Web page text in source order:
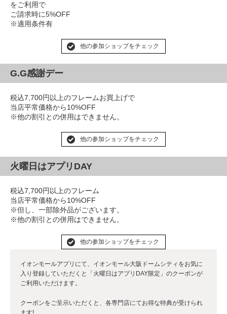
をご利用で
ご請求時に5%OFF
※適用条件有
他の参加ショップをチェック
G.G感謝デー
税込7,700円以上のフレームお買上げで
当店平常価格から10%OFF
※他の割引との併用はできません。
他の参加ショップをチェック
火曜日はアプリDAY
税込7,700円以上のフレーム
当店平常価格から10%OFF
※但し、一部除外品がございます。
※他の割引との併用はできません。
他の参加ショップをチェック
イオンモールアプリにて、イオンモール大阪ドームシティをお気に
入り登録していただくと「火曜日はアプリDAY限定」のクーポンが
ご利用いただけます。
クーポンをご呈示いただくと、各専門店にてお得な特典が受けられ